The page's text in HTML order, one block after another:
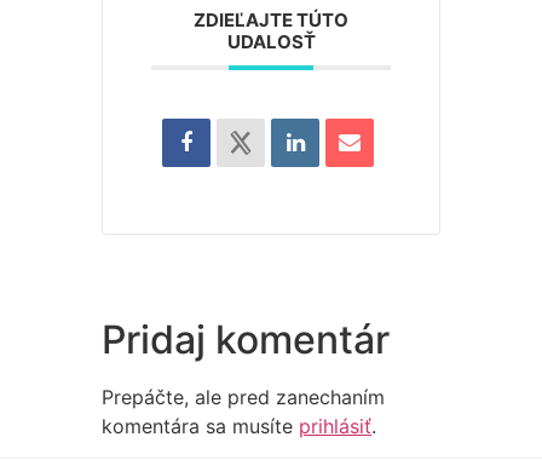
ZDIEĽAJTE TÚTO
UDALOSŤ
Pridaj komentár
Prepáčte, ale pred zanechaním
komentára sa musíte prihlásiť.